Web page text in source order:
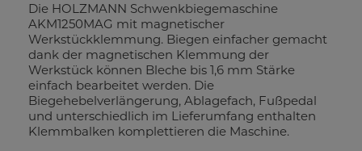
Die HOLZMANN Schwenkbiegemaschine
AKM1250MAG mit magnetischer
Werkstückklemmung. Biegen einfacher gemacht
dank der magnetischen Klemmung der
Werkstück können Bleche bis 1,6 mm Stärke
einfach bearbeitet werden. Die
Biegehebelverlängerung, Ablagefach, Fußpedal
und unterschiedlich im Lieferumfang enthalten
Klemmbalken komplettieren die Maschine.